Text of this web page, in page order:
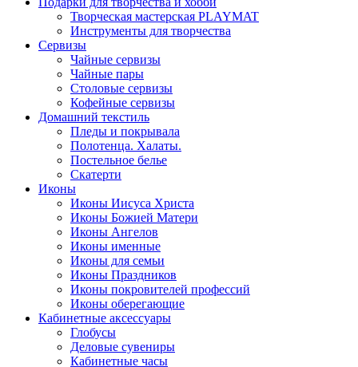
Творческая мастерская PLAYMAT
Инструменты для творчества
Cервизы
Чайные сервизы
Чайные пары
Столовые сервизы
Кофейные сервизы
Домашний текстиль
Пледы и покрывала
Полотенца. Халаты.
Постельное белье
Скатерти
Иконы
Иконы Иисуса Христа
Иконы Божией Матери
Иконы Ангелов
Иконы именные
Иконы для семьи
Иконы Праздников
Иконы покровителей профессий
Иконы оберегающие
Кабинетные аксессуары
Глобусы
Деловые сувениры
Кабинетные часы